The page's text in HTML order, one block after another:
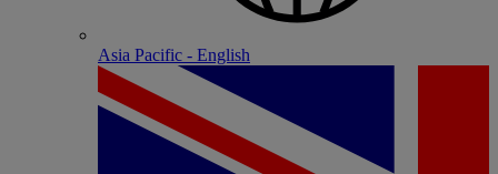
Asia Pacific - English